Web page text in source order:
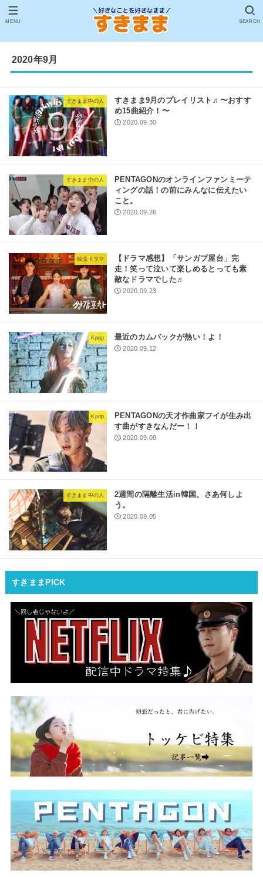
SEARCH
MENU
2020年9月
すきまま中の人
すきまま9月のプレイリスト♬〜おすす
め15曲紹介！〜
2020.09.30
すきまま中の人
PENTAGONのオンラインファンミーテ
ィングの話！の前にみんなに伝えたい
こと。
2020.09.26
韓流ドラマ
【ドラマ感想】「サンガプ屋台」完
走！笑って泣いて楽しめるとっても素
敵なドラマでした♬
2020.09.23
Kpop 最近のカムバックが熱い！よ！
2020.09.12
Kpop
PENTAGONの天才作曲家フイが生み出
す曲がすきなんだー！！
2020.09.09
すきまま中の人
2週間の隔離生活in韓国。さあ何しよ
う。
2020.09.05
すきままPICK